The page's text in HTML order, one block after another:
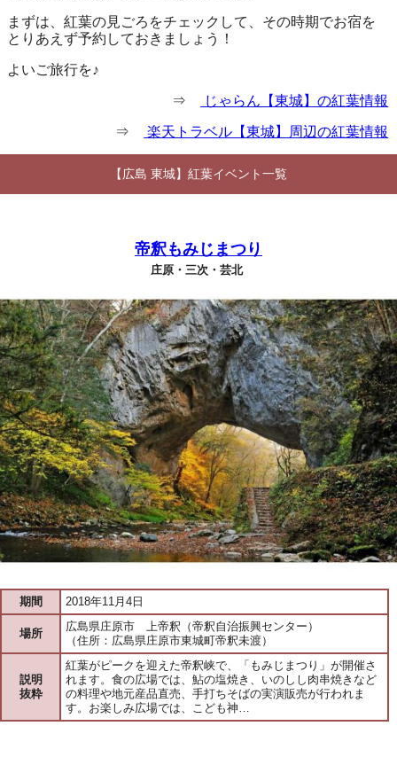
まずは、紅葉の見ごろをチェックして、その時期でお宿を
とりあえず予約しておきましょう！
よいご旅行を♪
⇒ じゃらん【東城】の紅葉情報
⇒ 楽天トラベル【東城】周辺の紅葉情報
【広島 東城】紅葉イベント一覧
帝釈もみじまつり
庄原・三次・芸北
期間 2018年11月4日
場所
広島県庄原市 上帝釈（帝釈自治振興センター）
（住所：広島県庄原市東城町帝釈未渡）
説明
抜粋
紅葉がピークを迎えた帝釈峡で、「もみじまつり」が開催さ
れます。食の広場では、鮎の塩焼き、いのしし肉串焼きなど
の料理や地元産品直売、手打ちそばの実演販売が行われま
す。お楽しみ広場では、こども神…